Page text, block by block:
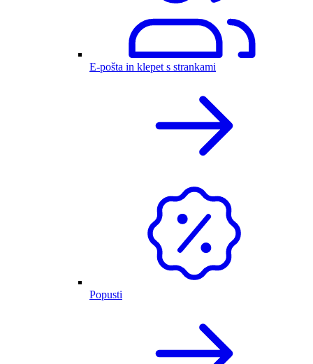
E-pošta in klepet s strankami
Popusti